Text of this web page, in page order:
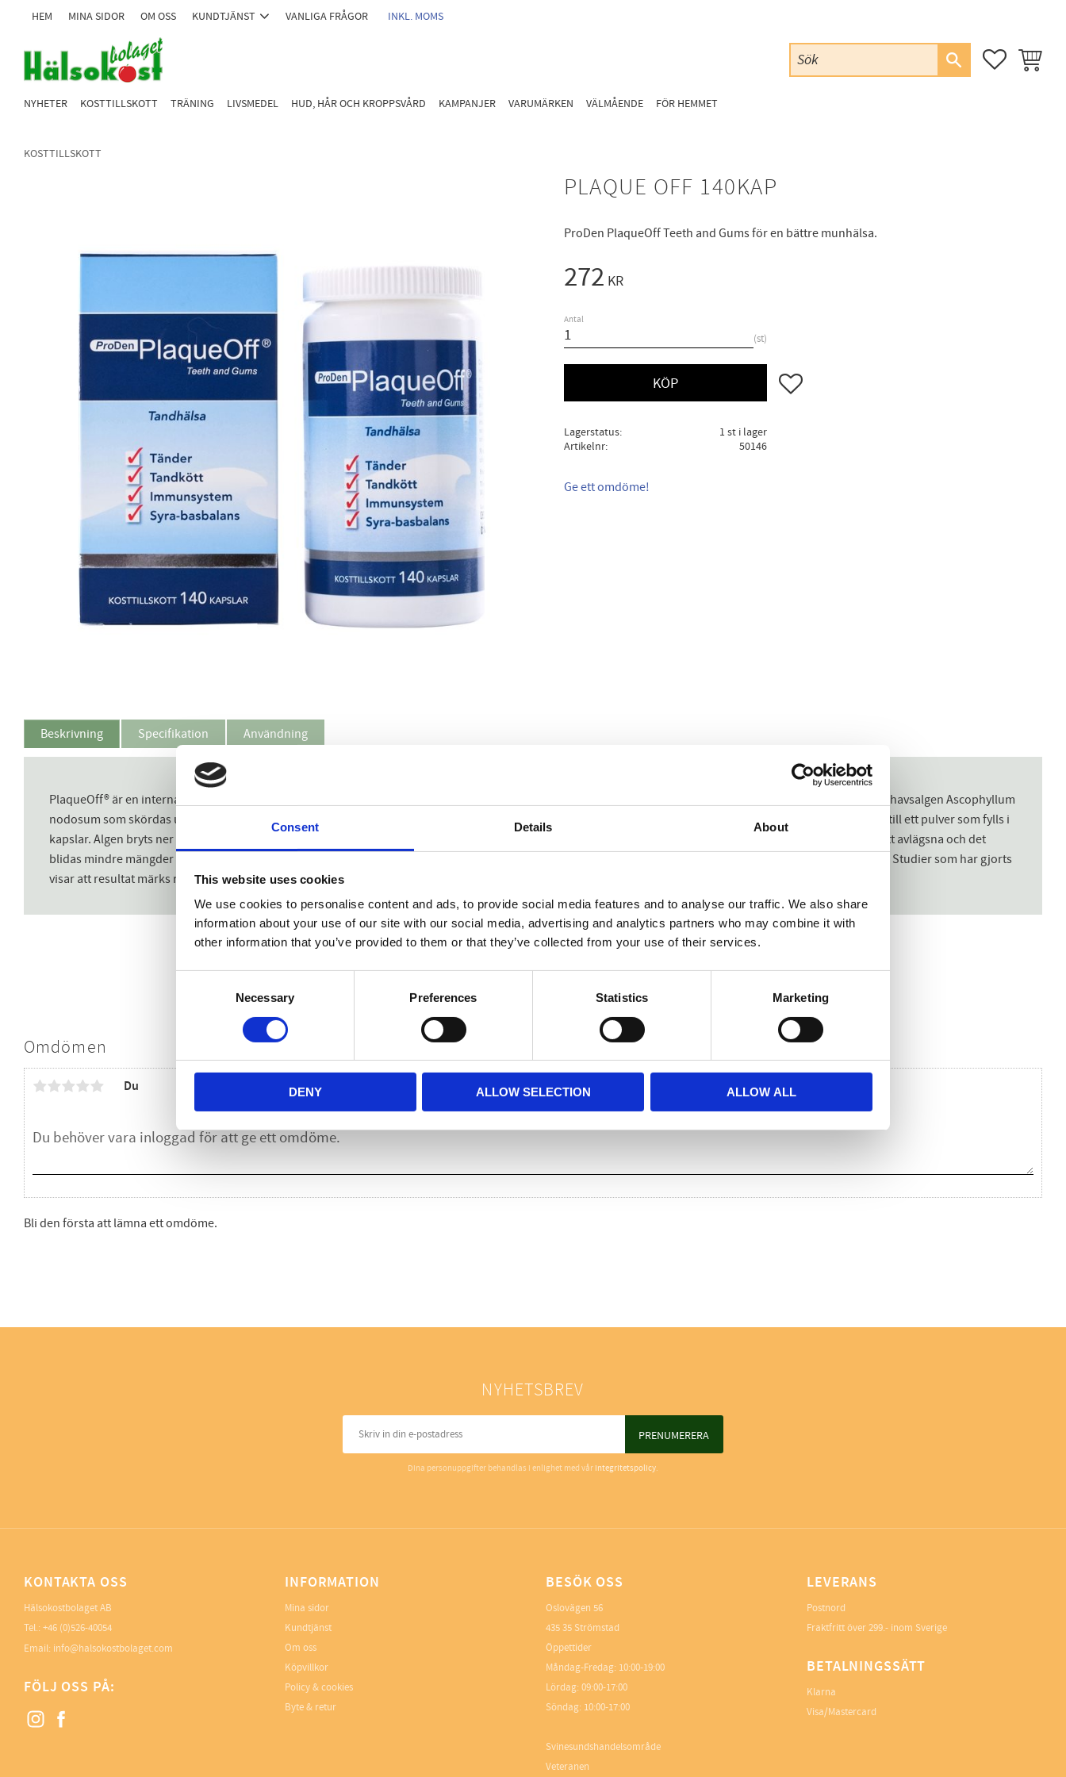
Consent Details About
This website uses cookies
We use cookies to personalise content and ads, to provide social media features and to analyse our traffic. We also share
information about your use of our site with our social media, advertising and analytics partners who may combine it with
other information that you’ve provided to them or that they’ve collected from your use of their services.
Necessary Preferences Statistics Marketing
DENY ALLOW SELECTION ALLOW ALL
HEM MINA SIDOR OM OSS KUNDTJÄNST VANLIGA FRÅGOR INKL. MOMS
FAVORITER
NYHETER KOSTTILLSKOTT TRÄNING LIVSMEDEL HUD, HÅR OCH KROPPSVÅRD KAMPANJER VARUMÄRKEN VÄLMÅENDE FÖR HEMMET
KOSTTILLSKOTT
PLAQUE OFF 140KAP
ProDen PlaqueOff Teeth and Gums för en bättre munhälsa.
272 KR
Antal
st
KÖP Lägg till i favoriter
Lagerstatus
1 st i lager
Artikelnr
50146
Ge ett omdöme!
Beskrivning Specifikation Användning
PlaqueOff® är en internationellt patenterad naturprodukt som motverkar tandsten och plack på tandytan. Det verksamma ämnet i PlaqueOff® är den naturliga havsalgen Ascophyllum
nodosum som skördas utanför Norges kust. Den växer under arktiska förhållanden, skördas och genomgår sedan en speciell process där den torkas och mals till ett pulver som fylls i
kapslar. Algen bryts ner i tarmen och aktiva komponenter frisätts som kan nå saliven och munhålan. Studier har visat att befintlig tandsten blir porös och lätt att avlägsna och det
blidas mindre mängder ny tandsten. Det är välkänt att salivens sammansättning kan bidra till att stöta bort de bakterier som ger upphov till plack och tandsten. Studier som har gjorts
visar att resultat märks redan efter 4 veckor och att resultatet blir bättre vid fortsatt regelbunden användning.
Omdömen
Du
Bli den första att lämna ett omdöme.
NYHETSBREV
PRENUMERERA
Dina personuppgifter behandlas i enlighet med vår integritetspolicy.
KONTAKTA OSS
Hälsokostbolaget AB
Tel.: +46 (0)526-40054
Email: info@halsokostbolaget.com
FÖLJ OSS PÅ:
INFORMATION
Mina sidor
Kundtjänst
Om oss
Köpvillkor
Policy & cookies
Byte & retur
BESÖK OSS
Oslovägen 56
435 35 Strömstad
Öppettider
Måndag-Fredag: 10:00-19:00
Lördag: 09:00-17:00
Söndag: 10:00-17:00
Svinesundshandelsområde
Veteranen
LEVERANS
Postnord
Fraktfritt över 299.- inom Sverige
BETALNINGSSÄTT
Klarna
Visa/Mastercard